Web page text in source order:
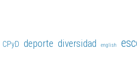
CPyD deporte diversidad english